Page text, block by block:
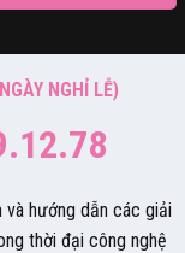
NGHỈ LỄ)
hướng dẫn các giải
thời đại công nghệ